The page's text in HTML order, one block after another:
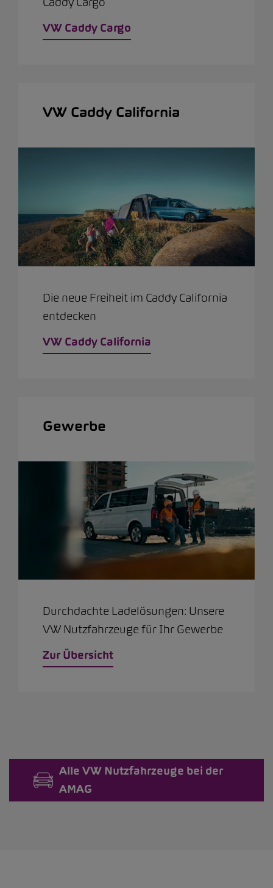
VW Caddy Cargo
VW Caddy California
Die neue Freiheit im Caddy California
entdecken
VW Caddy California
Gewerbe
Durchdachte Ladelösungen: Unsere
VW Nutzfahrzeuge für Ihr Gewerbe
Zur Übersicht
Alle VW Nutzfahrzeuge bei der
AMAG